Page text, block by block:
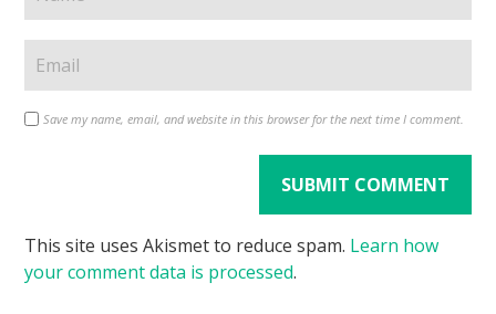
Save my name, email, and website in this browser for the next time I comment.
This site uses Akismet to reduce spam. Learn how
your comment data is processed.